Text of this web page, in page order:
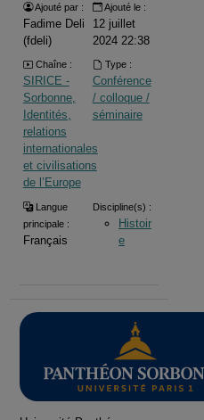
Ajouté par :
Fadime Deli
(fdeli)
Ajouté le :
12 juillet
2024 22:38
Chaîne :
SIRICE -
Sorbonne,
Identités,
relations
internationales
et civilisations
de l’Europe
Type :
Conférence
/ colloque /
séminaire
Langue
principale :
Français
Discipline(s) :
Histoir
e